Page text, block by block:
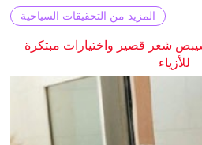
المزيد من التحقيقات السياحية
شعر قصير واختيارات مبتكرة
للأزياء